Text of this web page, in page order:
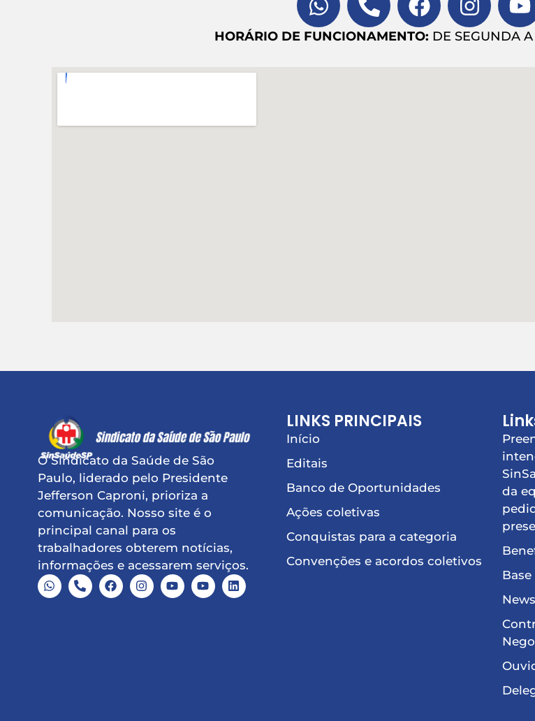
HORÁRIO DE FUNCIONAMENTO: DE SEGUNDA A
O Sindicato da Saúde de São
Paulo, liderado pelo Presidente
Jefferson Caproni, prioriza a
comunicação. Nosso site é o
principal canal para os
trabalhadores obterem notícias,
informações e acessarem serviços.
LINKS PRINCIPAIS
Início
Editais
Banco de Oportunidades
Ações coletivas
Conquistas para a categoria
Convenções e acordos coletivos
da